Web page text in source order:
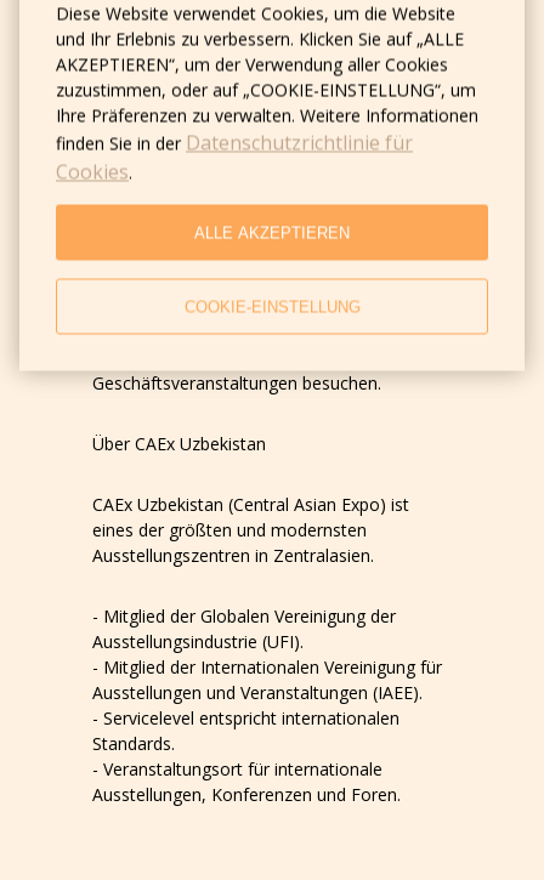
Diese Website verwendet Cookies, um die Website
und Ihr Erlebnis zu verbessern. Klicken Sie auf „ALLE
AKZEPTIEREN“, um der Verwendung aller Cookies
zuzustimmen, oder auf „COOKIE-EINSTELLUNG“, um
Ihre Präferenzen zu verwalten. Weitere Informationen
finden Sie in der Datenschutzrichtlinie für
Cookies.
ALLE AKZEPTIEREN
COOKIE-EINSTELLUNG
Schneller Zugang zum
Ausstellungszentrum
(8 km) CAEx - Central
Asian Expo Uzbekistan
Das Gästehaus Pan Asiat liegt nur 8 km vom
internationalen Ausstellungszentrum CAEx
Uzbekistan entfernt. Es ist ein idealer Ort für
Geschäftsveranstaltungen besuchen.
Über CAEx Uzbekistan
CAEx Uzbekistan (Central Asian Expo) ist
eines der größten und modernsten
Ausstellungszentren in Zentralasien.
- Mitglied der Globalen Vereinigung der
Ausstellungsindustrie (UFI).
- Mitglied der Internationalen Vereinigung für
Ausstellungen und Veranstaltungen (IAEE).
- Servicelevel entspricht internationalen
Standards.
- Veranstaltungsort für internationale
Ausstellungen, Konferenzen und Foren.